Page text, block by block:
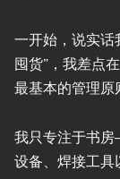
一开始，说实话
囤货”，我差点
最基本的管理原
我只专注于书
设备、焊接工具